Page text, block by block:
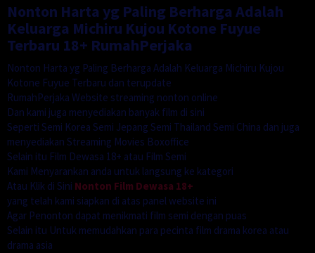
Nonton Harta yg Paling Berharga Adalah
Keluarga Michiru Kujou Kotone Fuyue
Terbaru 18+ RumahPerjaka
Nonton Harta yg Paling Berharga Adalah Keluarga Michiru Kujou
Kotone Fuyue Terbaru dan terupdate
RumahPerjaka Website streaming nonton online
Dan kami juga menyediakan banyak film di sini
Seperti Semi Korea Semi Jepang Semi Thailand Semi China dan juga
menyediakan Streaming Movies Boxoffice
Selain itu Film Dewasa 18+ atau Film Semi
Kami Menyarankan anda untuk langsung ke kategori
Atau Klik di Sini Nonton Film Dewasa 18+
yang telah kami siapkan di atas panel website ini
Agar Penonton dapat menikmati film semi dengan puas
Selain itu Untuk memudahkan para pecinta film drama korea atau
drama asia